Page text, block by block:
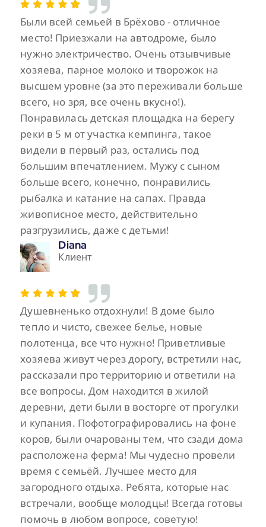
Были всей семьей в Брёхово - отличное
место! Приезжали на автодроме, было
нужно электричество. Очень отзывчивые
хозяева, парное молоко и творожок на
высшем уровне (за это переживали больше
всего, но зря, все очень вкусно!).
Понравилась детская площадка на берегу
реки в 5 м от участка кемпинга, такое
видели в первый раз, остались под
большим впечатлением. Мужу с сыном
больше всего, конечно, понравились
рыбалка и катание на сапах. Правда
живописное место, действительно
разгрузились, даже с детьми!
Diana
Клиент
Душевненько отдохнули! В доме было
тепло и чисто, свежее белье, новые
полотенца, все что нужно! Приветливые
хозяева живут через дорогу, встретили нас,
рассказали про территорию и ответили на
все вопросы. Дом находится в жилой
деревни, дети были в восторге от прогулки
и купания. Пофотографировались на фоне
коров, были очарованы тем, что сзади дома
расположена ферма! Мы чудесно провели
время с семьёй. Лучшее место для
загородного отдыха. Ребята, которые нас
встречали, вообще молодцы! Всегда готовы
помочь в любом вопросе, советую!